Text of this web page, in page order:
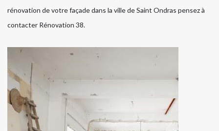
rénovation de votre façade dans la ville de Saint Ondras pensez à
contacter Rénovation 38.